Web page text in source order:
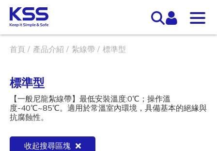
首頁 產品介紹 紮線帶 標準型
標準型
【一般尼龍紮線帶】最低安裝溫度:0℃；操作溫
度-40℃~85℃。適用於常溫室內環境，具備基本的絕緣與
抗腐蝕性。
收起搜尋區塊